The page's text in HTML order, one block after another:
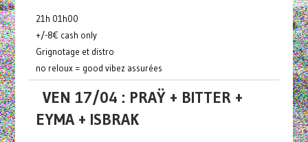
21h 01h00
+/-8€ cash only
Grignotage et distro
no reloux = good vibez assurées
VEN 17/04 : PRAŸ + BITTER +
EYMA + ISBRAK